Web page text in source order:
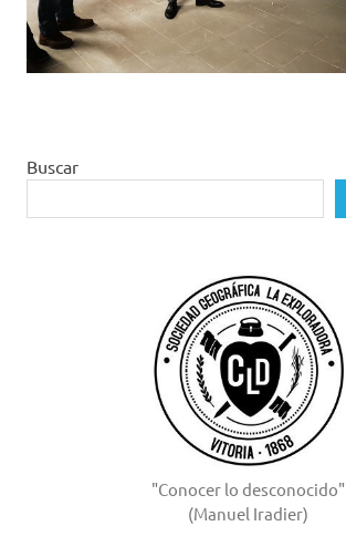
Buscar
"Conocer lo desconocido"
(Manuel Iradier)